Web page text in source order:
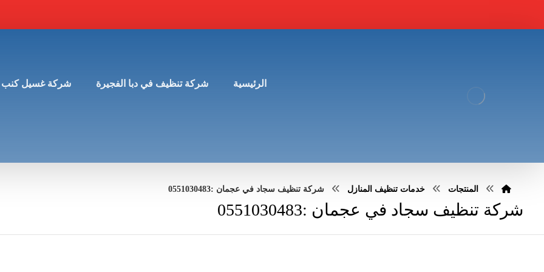
الرئيسية شركة تنظيف في دبا الفجيرة شركة غسيل كنب
المنتجات خدمات تنظيف المنازل شركة تنظيف سجاد في عجمان :0551030483
شركة تنظيف سجاد في عجمان :0551030483